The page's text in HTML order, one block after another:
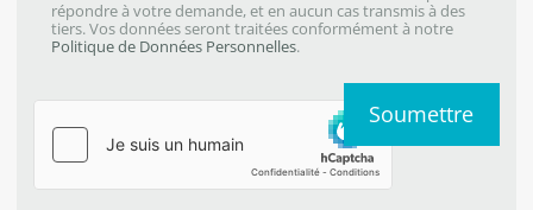
répondre à votre demande, et en aucun cas transmis à des
tiers. Vos données seront traitées conformément à notre
Politique de Données Personnelles.